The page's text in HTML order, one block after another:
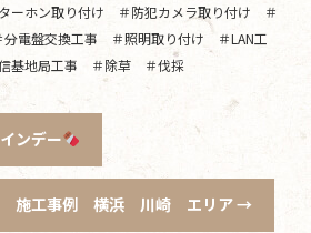
ーホン取り付け ＃防犯カメラ取り付け ＃
電盤交換工事 ＃照明取り付け ＃LAN工
基地局工事 ＃除草 ＃伐採
ンデー
施工事例 横浜 川崎 エリア→